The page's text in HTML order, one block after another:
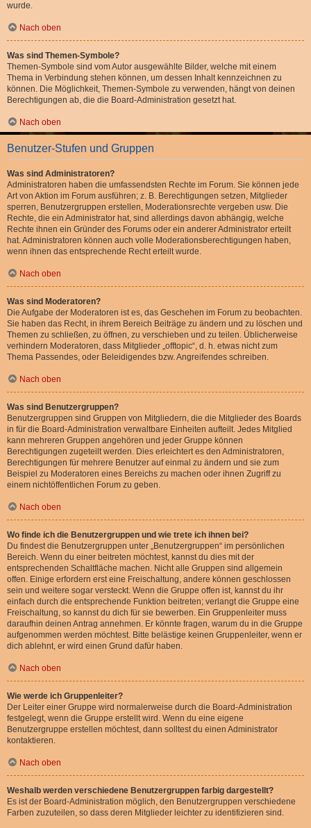
wurde.
Nach oben
Was sind Themen-Symbole?
Themen-Symbole sind vom Autor ausgewählte Bilder, welche mit einem
Thema in Verbindung stehen können, um dessen Inhalt kennzeichnen zu
können. Die Möglichkeit, Themen-Symbole zu verwenden, hängt von deinen
Berechtigungen ab, die die Board-Administration gesetzt hat.
Nach oben
Benutzer-Stufen und Gruppen
Was sind Administratoren?
Administratoren haben die umfassendsten Rechte im Forum. Sie können jede
Art von Aktion im Forum ausführen; z. B. Berechtigungen setzen, Mitglieder
sperren, Benutzergruppen erstellen, Moderationsrechte vergeben usw. Die
Rechte, die ein Administrator hat, sind allerdings davon abhängig, welche
Rechte ihnen ein Gründer des Forums oder ein anderer Administrator erteilt
hat. Administratoren können auch volle Moderationsberechtigungen haben,
wenn ihnen das entsprechende Recht erteilt wurde.
Nach oben
Was sind Moderatoren?
Die Aufgabe der Moderatoren ist es, das Geschehen im Forum zu beobachten.
Sie haben das Recht, in ihrem Bereich Beiträge zu ändern und zu löschen und
Themen zu schließen, zu öffnen, zu verschieben und zu teilen. Üblicherweise
verhindern Moderatoren, dass Mitglieder „offtopic“, d. h. etwas nicht zum
Thema Passendes, oder Beleidigendes bzw. Angreifendes schreiben.
Nach oben
Was sind Benutzergruppen?
Benutzergruppen sind Gruppen von Mitgliedern, die die Mitglieder des Boards
in für die Board-Administration verwaltbare Einheiten aufteilt. Jedes Mitglied
kann mehreren Gruppen angehören und jeder Gruppe können
Berechtigungen zugeteilt werden. Dies erleichtert es den Administratoren,
Berechtigungen für mehrere Benutzer auf einmal zu ändern und sie zum
Beispiel zu Moderatoren eines Bereichs zu machen oder ihnen Zugriff zu
einem nichtöffentlichen Forum zu geben.
Nach oben
Wo finde ich die Benutzergruppen und wie trete ich ihnen bei?
Du findest die Benutzergruppen unter „Benutzergruppen“ im persönlichen
Bereich. Wenn du einer beitreten möchtest, kannst du dies mit der
entsprechenden Schaltfläche machen. Nicht alle Gruppen sind allgemein
offen. Einige erfordern erst eine Freischaltung, andere können geschlossen
sein und weitere sogar versteckt. Wenn die Gruppe offen ist, kannst du ihr
einfach durch die entsprechende Funktion beitreten; verlangt die Gruppe eine
Freischaltung, so kannst du dich für sie bewerben. Ein Gruppenleiter muss
daraufhin deinen Antrag annehmen. Er könnte fragen, warum du in die Gruppe
aufgenommen werden möchtest. Bitte belästige keinen Gruppenleiter, wenn er
dich ablehnt, er wird einen Grund dafür haben.
Nach oben
Wie werde ich Gruppenleiter?
Der Leiter einer Gruppe wird normalerweise durch die Board-Administration
festgelegt, wenn die Gruppe erstellt wird. Wenn du eine eigene
Benutzergruppe erstellen möchtest, dann solltest du einen Administrator
kontaktieren.
Nach oben
Weshalb werden verschiedene Benutzergruppen farbig dargestellt?
Es ist der Board-Administration möglich, den Benutzergruppen verschiedene
Farben zuzuteilen, so dass deren Mitglieder leichter zu identifizieren sind.